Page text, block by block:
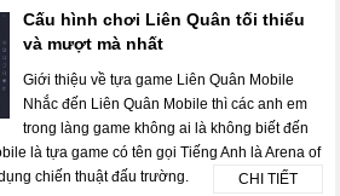
Cấu hình chơi Liên Quân tối thiểu
và mượt mà nhất
Giới thiệu về tựa game Liên Quân Mobile
Nhắc đến Liên Quân Mobile thì các anh em
trong làng game không ai là không biết đến
là tựa game có tên gọi Tiếng Anh là Arena of
chiến thuật đấu trường.
CHI TIẾT